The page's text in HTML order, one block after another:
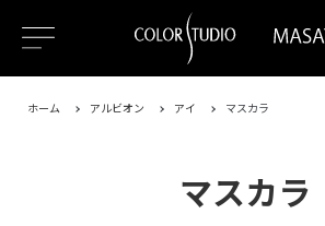
ホーム アルビオン アイ マスカラ
マスカラ